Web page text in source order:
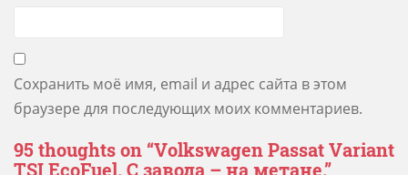
Сохранить моё имя, email и адрес сайта в этом
браузере для последующих моих комментариев.
95 thoughts on “Volkswagen Passat Variant
TSI EcoFuel. С завода – на метане.”